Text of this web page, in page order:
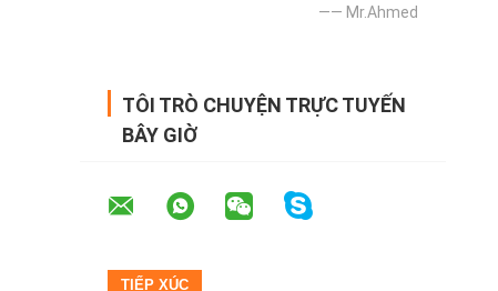
—— Mr.Ahmed
TÔI TRÒ CHUYỆN TRỰC TUYẾN
BÂY GIỜ